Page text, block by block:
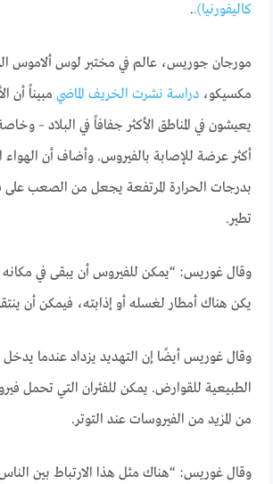
كاليفورنيا)..
مورجان جوريس، عالم في مختبر لوس ألاموس
مكسيكو،دراسة نشرت الخريف الماضي مبيناً أن
يعيشون في المناطق الأكثر جفافاً في البلاد –
أكثر عرضة للإصابة بالفيروس. وأضاف أن الهواء
بدرجات الحرارة المرتفعة يجعل من الصعب
تطير.
وقال غوريس: “يمكن للفيروس أن يبقى في مكانه
يكن هناك أمطار لغسله أو إذابته، فيمكن أن
وقال غوريس أيضًا إن التهديد يزداد عندما يدخل
الطبيعية للقوارض. يمكن للفئران التي تحمل
من المزيد من الفيروسات عند التوتر.
وقال غوريس: “هناك مثل هذا الارتباط بين